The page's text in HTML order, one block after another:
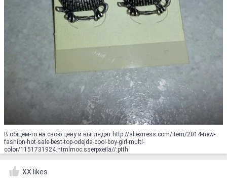
В общем-то на свою цену и выглядят http://aliexrress.com/item/2014-new-
fashion-hot-sale-best-top-odejda-cool-boy-girl-multi-
color/1151731924.html‮http://aliexpress.com
XX likes